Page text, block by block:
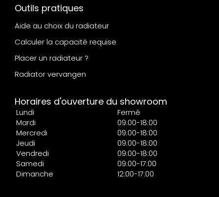
Outils pratiques
Aide au choix du radiateur
Calculer la capacité requise
Placer un radiateur ?
Radiator vervangen
Horaires d'ouverture du showroom
Lundi
Fermé
Mardi
09:00-18:00
Mercredi
09:00-18:00
Jeudi
09:00-18:00
Vendredi
09:00-18:00
Samedi
09:00-17:00
Dimanche
12:00-17:00